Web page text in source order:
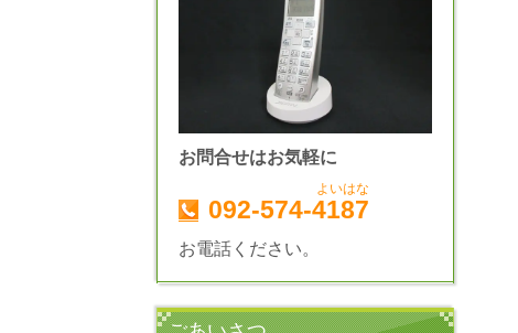
お問合せはお気軽に
よいはな
092-574-4187
お電話ください。